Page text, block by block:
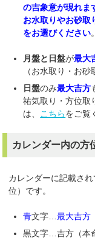
の吉象意が現れま
お水取りやお砂取
をお選びください。
月盤と日盤が最大
（お水取り・お砂
日盤のみ最大吉方
祐気取り・方位取
は、
こちらをご覧
カレンダー内の方
カレンダーに記載さ
位）です。
青文字…最大吉方
黒文字…吉方（本